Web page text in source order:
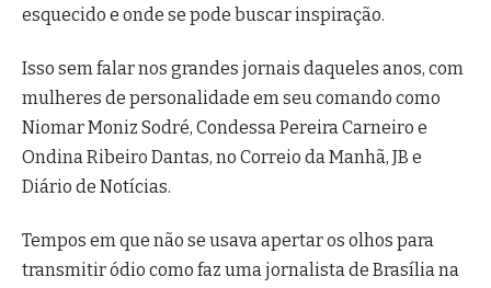
esquecido e onde se pode buscar inspiração.
Isso sem falar nos grandes jornais daqueles anos, com
mulheres de personalidade em seu comando como
Niomar Moniz Sodré, Condessa Pereira Carneiro e
Ondina Ribeiro Dantas, no Correio da Manhã, JB e
Diário de Notícias.
Tempos em que não se usava apertar os olhos para
transmitir ódio como faz uma jornalista de Brasília na